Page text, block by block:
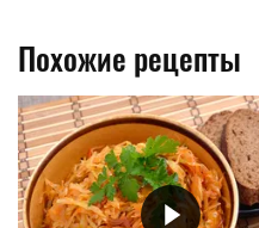
Похожие рецепты